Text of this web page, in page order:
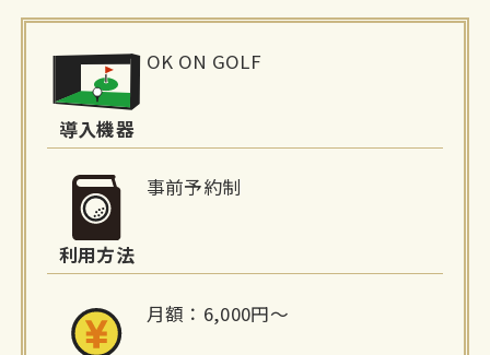
報
導入機器
OK ON GOLF
利用方法
事前予約制
月額：6,000円〜